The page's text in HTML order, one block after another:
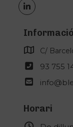
LinkedIn
C/
93 755
Horari